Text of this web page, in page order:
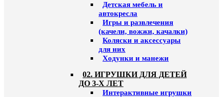
Детская мебель и
автокресла
Игры и развлечения
(качели, вожжи, качалки)
Коляски и аксессуары
для них
Ходунки и манежи
02. ИГРУШКИ ДЛЯ ДЕТЕЙ
ДО 3-Х ЛЕТ
Интерактивные игрушки